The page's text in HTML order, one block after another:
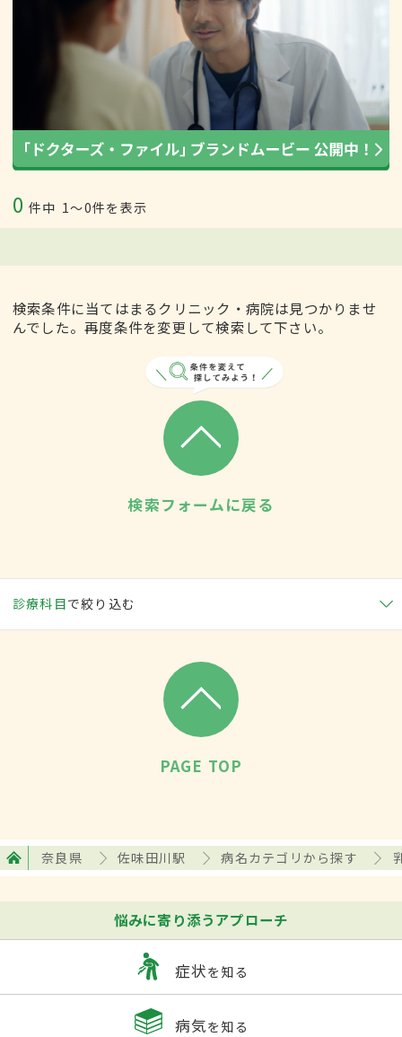
0 件中 1〜0件を表示
検索条件に当てはまるクリニック・病院は見つかりませ
んでした。再度条件を変更して検索して下さい。
検索フォームに戻る
診療科目で絞り込む
PAGE TOP
奈良県 佐味田川駅 病名カテゴリから探す
悩みに寄り添うアプローチ
症状を知る
病気を知る